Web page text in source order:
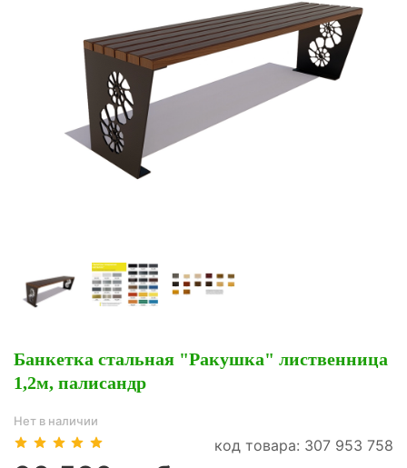
Банкетка стальная "Ракушка" лиственница
1,2м, палисандр
Нет в наличии
код товара: 307 953 758